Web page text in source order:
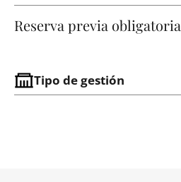
Reserva previa obligatoria
Tipo de gestión